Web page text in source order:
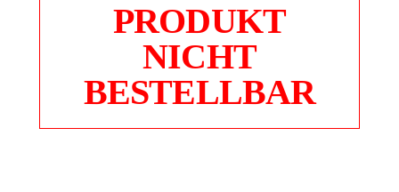
PRODUKT
NICHT
BESTELLBAR